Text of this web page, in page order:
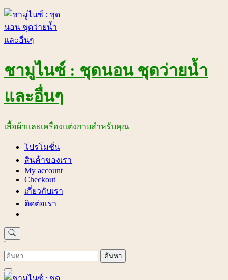
Skip
content
ชามูไนซ์ : ชุดนอน ชุดว่ายน้ำ
และอื่นๆ
เสื้อผ้าและเครื่องแต่งกายสำหรับคุณ
โปรโมชั่น
สินค้าของเรา
My account
Checkout
เกี่ยวกับเรา
ติดต่อเรา
'
ค้นหา
สำหรับ: